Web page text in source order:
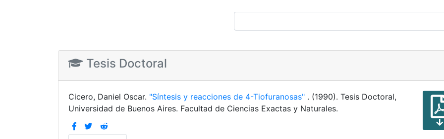
Tesis Doctoral
Cicero, Daniel Oscar. "Síntesis y reacciones de 4-Tiofuranosas" . (1990). Tesis Doctoral,
Universidad de Buenos Aires. Facultad de Ciencias Exactas y Naturales.